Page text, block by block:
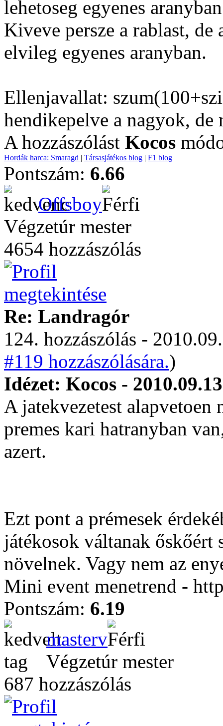
lehetoseg egyenes
Kiveve persze a rablast,
elvileg egyenes aranyban.
Ellenjavallat:
hendikepelve a nagyok, de
A hozzászólást Kocos
Hordák harca: Smaragd | Társasjátékos blog | F1 blog
Pontszám: 6.66
Offsboy
Végzetúr mester
4654 hozzászólás
Re: Landragór
124. hozzászólás -
#119 hozzászólására.)
Idézet: Kocos -
A jatekvezetest alapvetoen
premes kari hatranyban
azert.
Ezt pont a prémesek
játékosok váltanak őskőért
növelnek. Vagy nem az
Mini event menetrend -
Pontszám: 6.19
masterv
Végzetúr mester
687 hozzászólás